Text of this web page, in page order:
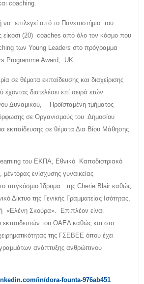
coaching.
να επιλεγεί από το Πανεπιστήμιο του
είκοσι (20) coaches από όλο τον κόσμο που
των Υοung Leaders στο πρόγραμμα
Programme Award, UK .
σε θέματα εκπαίδευσης και διαχείρισης
διατελέσει επί σειρά ετών
Δυναμικού, Προϊσταμένη τμήματος
σε Οργανισμούς του Δημοσίου
εκπαίδευσης σε θέματα Δια Βίου Μάθησης
learning του ΕΚΠΑ, Εθνικό Καποδιστριακό
ενίσχυσης γυναικείας
παγκόσμιο Ίδρυμα της Cherie Blair καθώς
Δίκτυο της Γενικής Γραμματείας Ισότητας,
«Ελένη Σκούρα». Επιπλέον είναι
εκπαιδευτών του ΟΑΕΔ καθώς και στο
της ΓΣΕΒΕΕ όπου έχει
ανάπτυξης ανθρώπινου
in/dora-founta-976ab451